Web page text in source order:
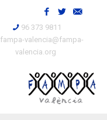
96 373 9811
fampa-valencia@fampa-
valencia.org